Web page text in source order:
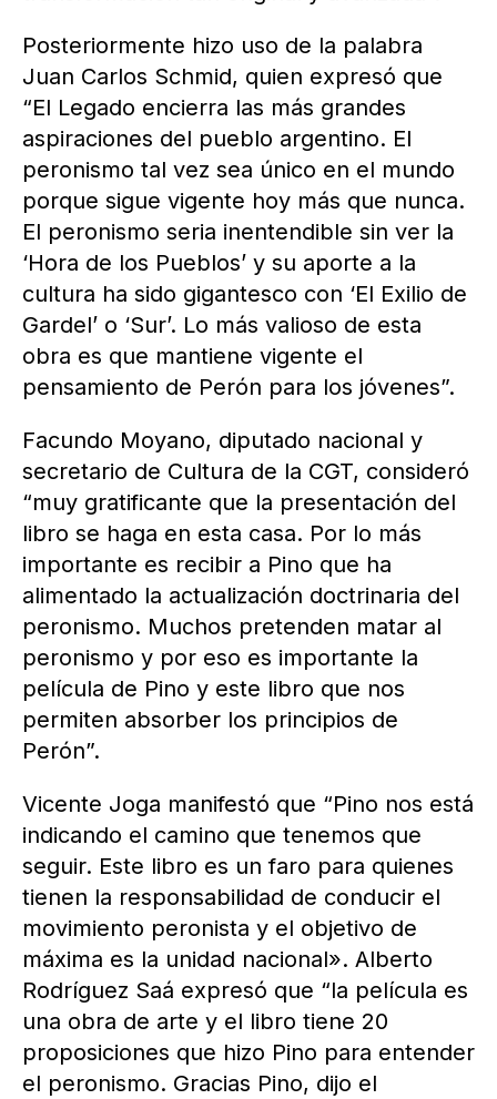
Posteriormente hizo uso de la palabra
Juan Carlos Schmid, quien expresó que
“El Legado encierra las más grandes
aspiraciones del pueblo argentino. El
peronismo tal vez sea único en el mundo
porque sigue vigente hoy más que nunca.
El peronismo seria inentendible sin ver la
‘Hora de los Pueblos’ y su aporte a la
cultura ha sido gigantesco con ‘El Exilio de
Gardel’ o ‘Sur’. Lo más valioso de esta
obra es que mantiene vigente el
pensamiento de Perón para los jóvenes”.
Facundo Moyano, diputado nacional y
secretario de Cultura de la CGT, consideró
“muy gratificante que la presentación del
libro se haga en esta casa. Por lo más
importante es recibir a Pino que ha
alimentado la actualización doctrinaria del
peronismo. Muchos pretenden matar al
peronismo y por eso es importante la
película de Pino y este libro que nos
permiten absorber los principios de
Perón”.
Vicente Joga manifestó que “Pino nos está
indicando el camino que tenemos que
seguir. Este libro es un faro para quienes
tienen la responsabilidad de conducir el
movimiento peronista y el objetivo de
máxima es la unidad nacional». Alberto
Rodríguez Saá expresó que “la película es
una obra de arte y el libro tiene 20
proposiciones que hizo Pino para entender
el peronismo. Gracias Pino, dijo el